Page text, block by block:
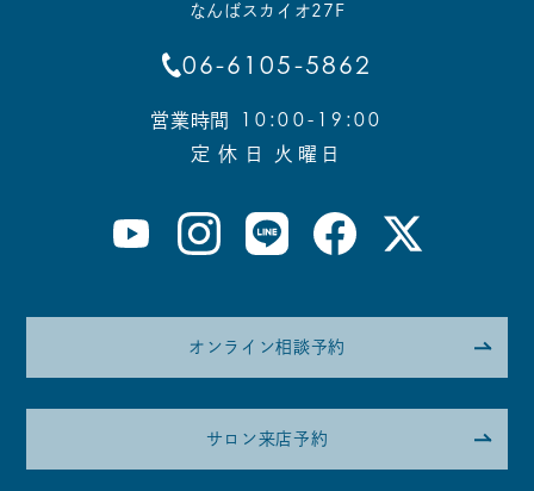
なんばスカイオ27F
06-6105-5862
営業時間 10:00-19:00
定 休 日 火曜日
オンライン相談予約
サロン来店予約